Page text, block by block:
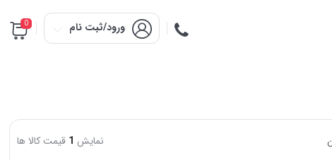
ورود/ثبت نام 0
نمایش 1 قیمت کالا ها